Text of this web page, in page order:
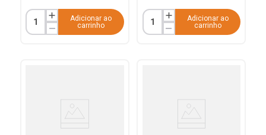
Adicionar ao
carrinho
Adicionar ao
carrinho